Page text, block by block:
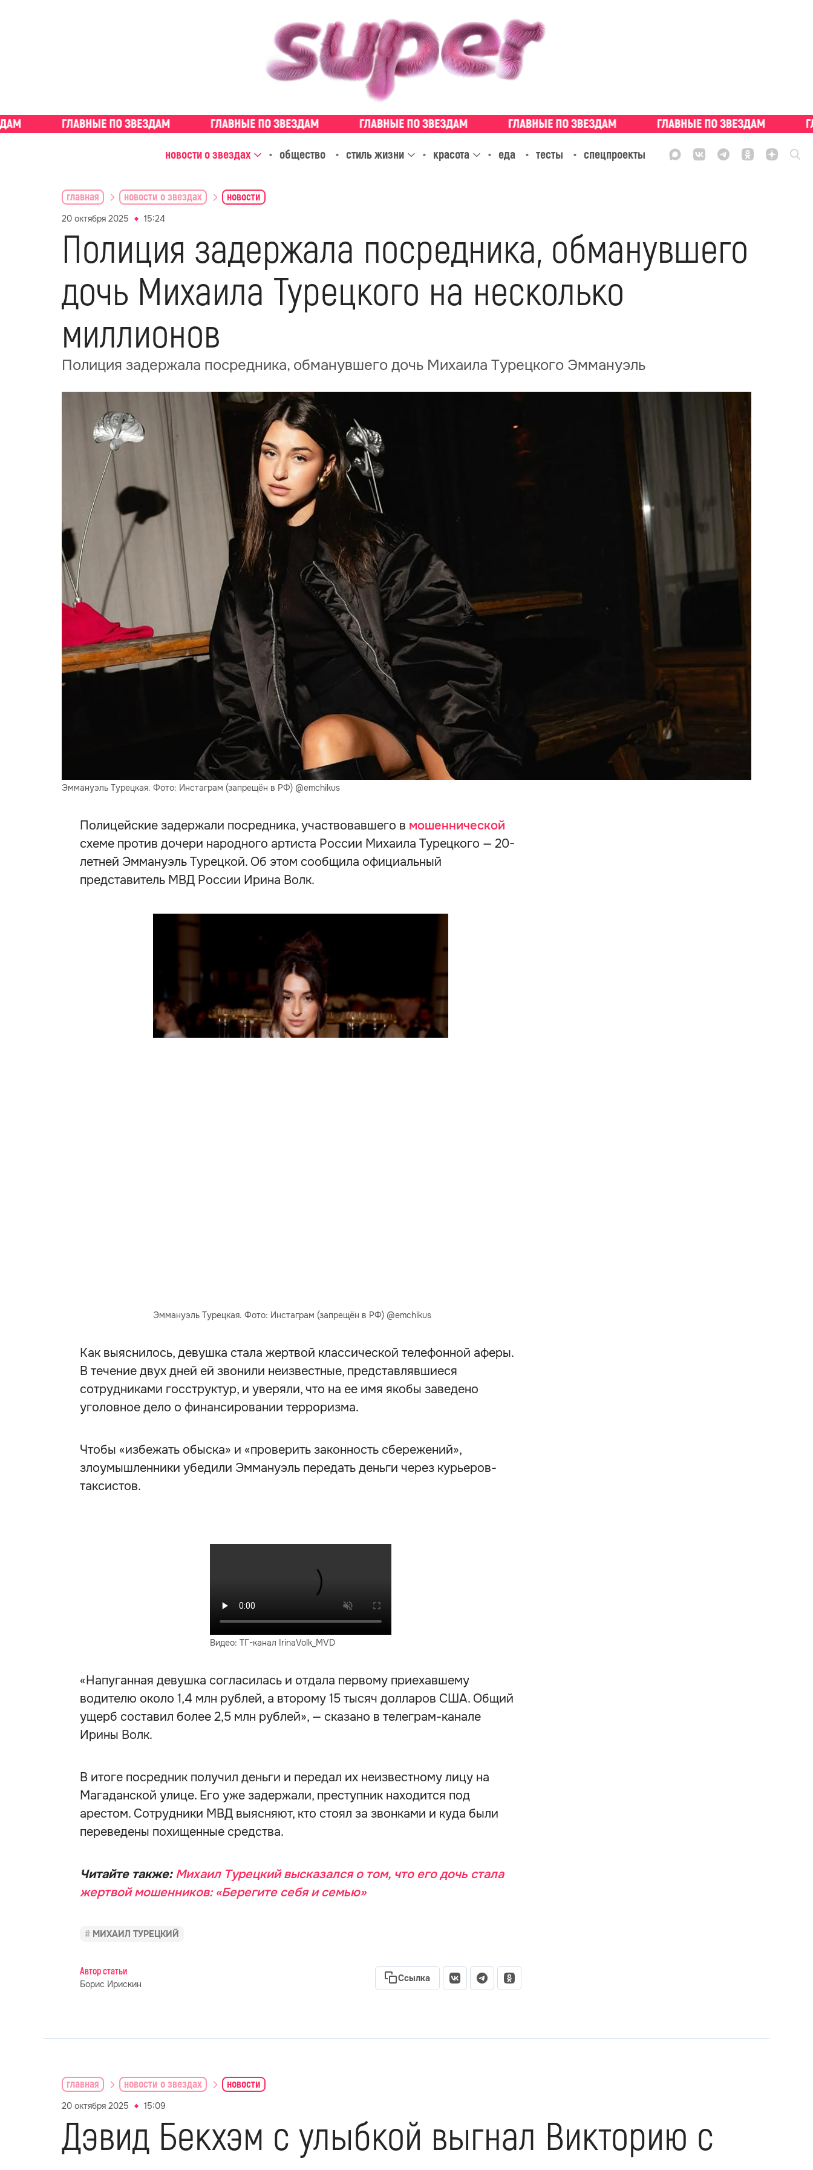
новости о звездах общество стиль жизни красота еда тесты спецпроекты
главная новости о звездах новости
20 октября 2025 15:24
Полиция задержала посредника, обманувшего
дочь Михаила Турецкого на несколько
миллионов
Полиция задержала посредника, обманувшего дочь Михаила Турецкого Эммануэль
Эммануэль Турецкая. Фото: Инстаграм (запрещён в РФ) @emchikus
Полицейские задержали посредника, участвовавшего в мошеннической
схеме против дочери народного артиста России Михаила Турецкого — 20-
летней Эммануэль Турецкой. Об этом сообщила официальный
представитель МВД России Ирина Волк.
Эммануэль Турецкая. Фото: Инстаграм (запрещён в РФ) @emchikus
Как выяснилось, девушка стала жертвой классической телефонной аферы.
В течение двух дней ей звонили неизвестные, представлявшиеся
сотрудниками госструктур, и уверяли, что на ее имя якобы заведено
уголовное дело о финансировании терроризма.
Чтобы «избежать обыска» и «проверить законность сбережений»,
злоумышленники убедили Эммануэль передать деньги через курьеров-
таксистов.
Видео: ТГ-канал IrinaVolk_MVD
«Напуганная девушка согласилась и отдала первому приехавшему
водителю около 1,4 млн рублей, а второму 15 тысяч долларов США. Общий
ущерб составил более 2,5 млн рублей», — сказано в телеграм-канале
Ирины Волк.
В итоге посредник получил деньги и передал их неизвестному лицу на
Магаданской улице. Его уже задержали, преступник находится под
арестом. Сотрудники МВД выясняют, кто стоял за звонками и куда были
переведены похищенные средства.
Читайте также: Михаил Турецкий высказался о том, что его дочь стала
жертвой мошенников: «Берегите себя и семью»
МИХАИЛ ТУРЕЦКИЙ
Автор статьи
Борис Ирискин
Ссылка
главная новости о звездах новости
20 октября 2025 15:09
Дэвид Бекхэм с улыбкой выгнал Викторию с